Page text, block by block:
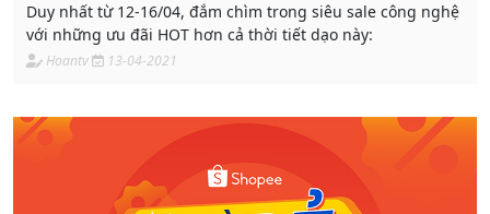
Duy nhất từ 12-16/04, đắm chìm trong siêu sale công nghệ
với những ưu đãi HOT hơn cả thời tiết dạo này:
Hoantv 13-04-2021